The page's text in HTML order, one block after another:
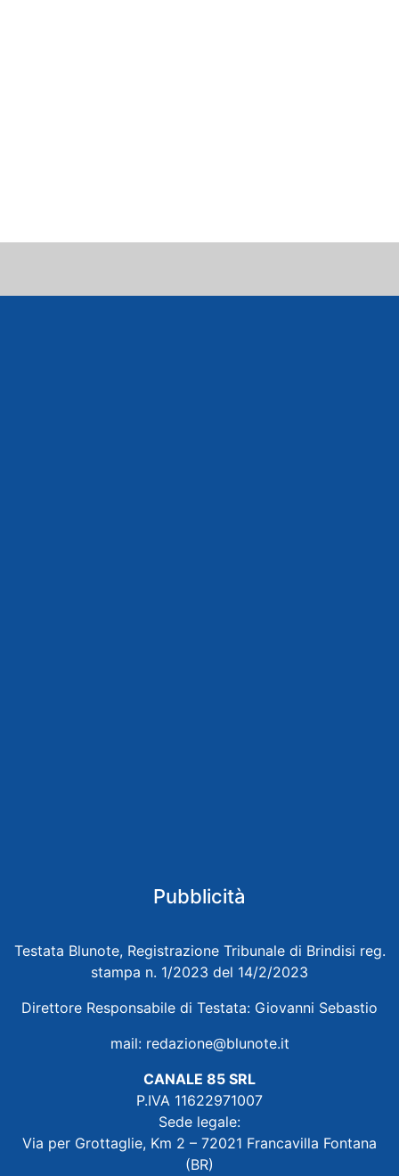
Pubblicità
Testata Blunote, Registrazione Tribunale di Brindisi reg.
stampa n. 1/2023 del 14/2/2023
Direttore Responsabile di Testata: Giovanni Sebastio
mail: redazione@blunote.it
CANALE 85 SRL
P.IVA 11622971007
Sede legale:
Via per Grottaglie, Km 2 – 72021 Francavilla Fontana
(BR)